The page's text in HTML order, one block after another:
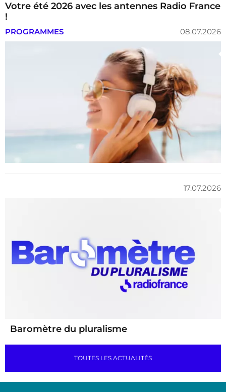
Votre été 2026 avec les antennes Radio France
!
PROGRAMMES 08.07.2026
Baromètre du pluralisme
17.07.2026
TOUTES LES ACTUALITÉS